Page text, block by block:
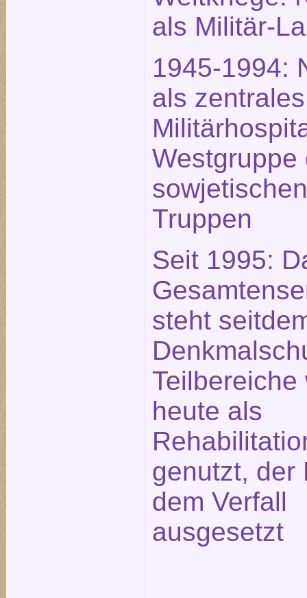
als Militär-
1945-1994:
als zentrales
Westgruppe
sowjetischen
Truppen
Seit 1995:
steht
Teilbereiche
heute als
genutzt, der
dem Verfall
ausgesetzt